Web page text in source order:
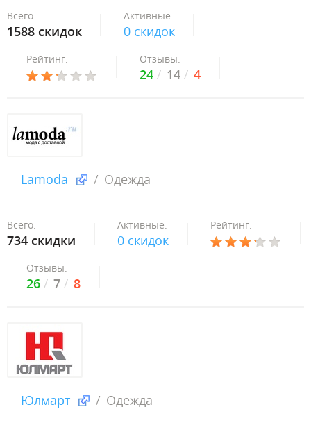
Всего:
1588 скидок
Активные:
0 скидок
Рейтинг: Отзывы:
24 14 4
Lamoda Одежда
Всего:
734 скидки
Активные:
0 скидок
Рейтинг:
Отзывы:
26 7 8
Юлмарт Одежда